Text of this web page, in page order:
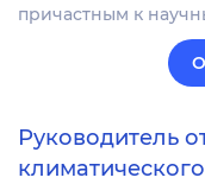
причастным к
Руководитель